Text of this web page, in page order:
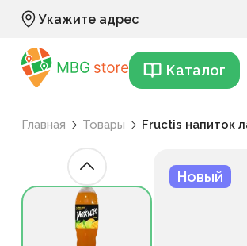
Укажите адрес
Каталог
Главная Товары Fructis напиток
Новый